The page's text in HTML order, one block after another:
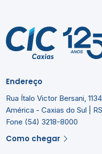
Endereço
Rua Ítalo Victor Bersani,
América - Caxias do Sul |
Fone (54) 3218-8000
Como chegar